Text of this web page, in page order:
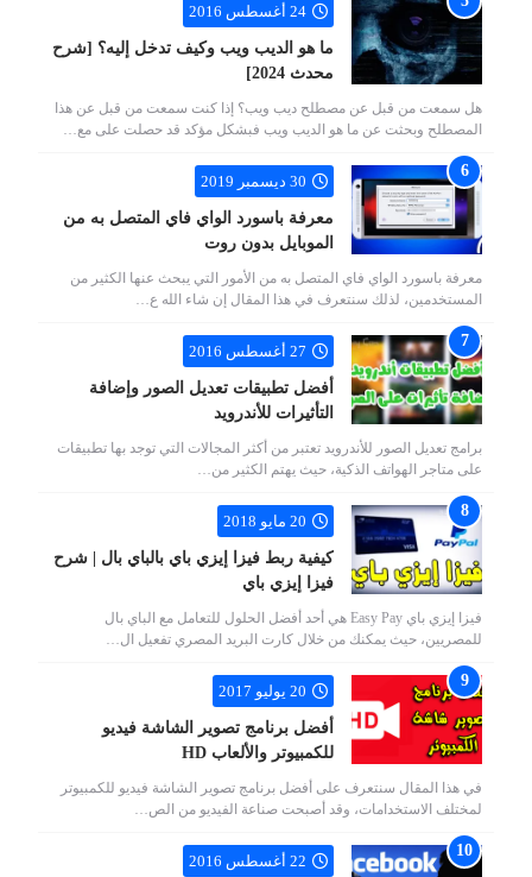
24 أغسطس 2016
ما هو الديب ويب وكيف تدخل إليه؟ [شرح
محدث 2024]
هل سمعت من قبل عن مصطلح ديب ويب؟ إذا كنت سمعت من قبل عن هذا
المصطلح وبحثت عن ما هو الديب ويب فبشكل مؤكد قد حصلت على مع…
30 ديسمبر 2019
معرفة باسورد الواي فاي المتصل به من
الموبايل بدون روت
معرفة باسورد الواي فاي المتصل به من الأمور التي يبحث عنها الكثير من
المستخدمين، لذلك سنتعرف في هذا المقال إن شاء الله ع…
27 أغسطس 2016
أفضل تطبيقات تعديل الصور وإضافة
التأثيرات للأندرويد
برامج تعديل الصور للأندرويد تعتبر من أكثر المجالات التي توجد بها تطبيقات
على متاجر الهواتف الذكية، حيث يهتم الكثير من…
20 مايو 2018
كيفية ربط فيزا إيزي باي بالباي بال | شرح
فيزا إيزي باي
فيزا إيزي باي Easy Pay هي أحد أفضل الحلول للتعامل مع الباي بال
للمصريين، حيث يمكنك من خلال كارت البريد المصري تفعيل ال…
20 يوليو 2017
أفضل برنامج تصوير الشاشة فيديو
للكمبيوتر والألعاب HD
في هذا المقال سنتعرف على أفضل برنامج تصوير الشاشة فيديو للكمبيوتر
لمختلف الاستخدامات، وقد أصبحت صناعة الفيديو من الص…
22 أغسطس 2016